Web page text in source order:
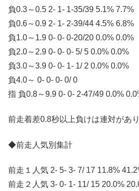
負0.3～0.5 2- 1- 1-35/39 5.1% 7.7%
負0.6～0.9 2- 1- 2-39/44 4.5% 6.8%
負1.0～1.9 0- 0- 0-20/20 0.0% 0.0%
負2.0～2.9 0- 0- 0- 5/ 5 0.0% 0.0%
負3.0～3.9 0- 0- 1- 1/ 2 0.0% 0.0%
負4.0～ 0- 0- 0- 0/ 0
指 負0.8～9.9 0- 0- 2-47/49 0.0%
前走着差0.8秒以上負けは連対があり
◆前走人気別集計
前走１人気 2- 5- 3- 7/ 17 11.8%
前走２人気 3- 0- 1- 11/ 15 20.0%